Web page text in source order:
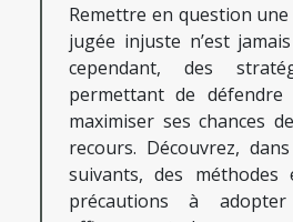
Remettre en question
jugée injuste n’est
cependant, des
permettant de
maximiser ses chances
recours. Découvrez,
suivants, des méthodes
précautions à